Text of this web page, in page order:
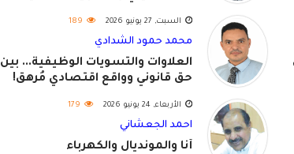
السبت, 27 يونيو 2026 189
محمد حمود الشدادي
العلاوات والتسويات الوظيفية... بين
حق قانوني وواقع اقتصادي مُرهق!
الأربعاء, 24 يونيو 2026 179
احمد الجعشاني
أنا والمونديال والكهرباء